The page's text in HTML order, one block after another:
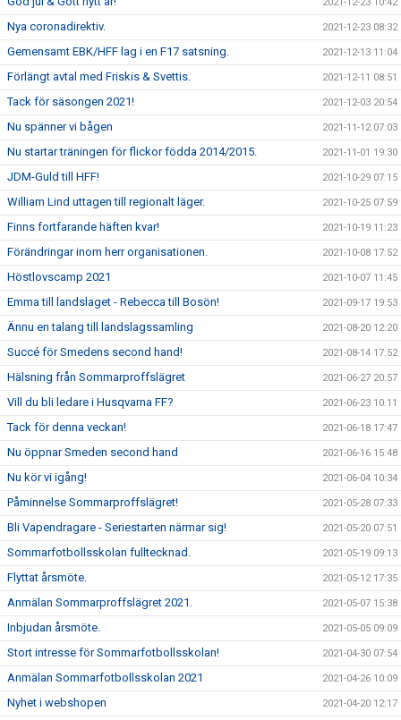
Nya coronadirektiv. 2021-12-23 08:32
Gemensamt EBK/HFF lag i en F17 satsning. 2021-12-13 11:04
Förlängt avtal med Friskis & Svettis. 2021-12-11 08:51
Tack för säsongen 2021! 2021-12-03 20:54
Nu spänner vi bågen 2021-11-12 07:03
Nu startar träningen för flickor födda 2014/2015. 2021-11-01 19:30
JDM-Guld till HFF! 2021-10-29 07:15
William Lind uttagen till regionalt läger. 2021-10-25 07:59
Finns fortfarande häften kvar! 2021-10-19 11:23
Förändringar inom herr organisationen. 2021-10-08 17:52
Höstlovscamp 2021 2021-10-07 11:45
Emma till landslaget - Rebecca till Bosön! 2021-09-17 19:53
Ännu en talang till landslagssamling 2021-08-20 12:20
Succé för Smedens second hand! 2021-08-14 17:52
Hälsning från Sommarproffslägret 2021-06-27 20:57
Vill du bli ledare i Husqvarna FF? 2021-06-23 10:11
Tack för denna veckan! 2021-06-18 17:47
Nu öppnar Smeden second hand 2021-06-16 15:48
Nu kör vi igång! 2021-06-04 10:34
Påminnelse Sommarproffslägret! 2021-05-28 07:33
Bli Vapendragare - Seriestarten närmar sig! 2021-05-20 07:51
Sommarfotbollsskolan fulltecknad. 2021-05-19 09:13
Flyttat årsmöte. 2021-05-12 17:35
Anmälan Sommarproffslägret 2021. 2021-05-07 15:38
Inbjudan årsmöte. 2021-05-05 09:09
Stort intresse för Sommarfotbollsskolan! 2021-04-30 07:54
Anmälan Sommarfotbollsskolan 2021 2021-04-26 10:09
Nyhet i webshopen 2021-04-20 12:17